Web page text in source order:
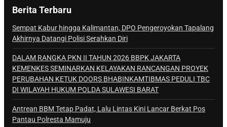
Berita Terbaru
Sempat Kabur hingga Kalimantan, DPO Pengeroyokan Tapalang
Akhirnya Datangi Polisi Serahkan Diri
DALAM RANGKA PKN II TAHUN 2026 BBPK JAKARTA
KEMENKES SEMINARKAN KELAYAKAN RANCANGAN PROYEK
PERUBAHAN KETUK DOORS BHABINKAMTIBMAS PEDULI TBC
DI WILAYAH HUKUM POLDA SULAWESI BARAT
Antrean BBM Tetap Padat, Lalu Lintas Kini Lancar Berkat Pos
Pantau Polresta Mamuju